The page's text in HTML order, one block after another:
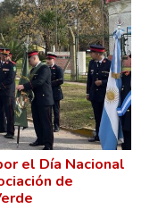
el Día Nacional
de